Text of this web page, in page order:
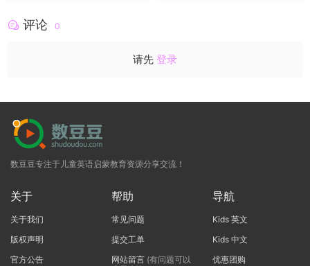
评论 0
请先 登录
数豆豆专注于儿童英语启蒙教育资源分享交流！
关于
关于我们
版权声明
官方公告
帮助
常见问题
提交工单
网站留言(有问题可以
导航
Kids 英文
Kids 中文
优惠团购